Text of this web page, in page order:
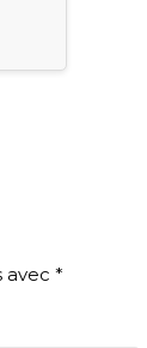
avec *